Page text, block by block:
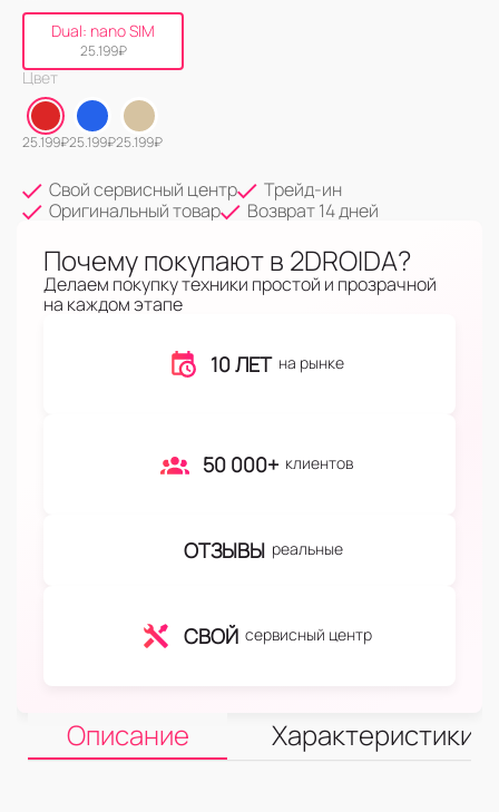
Dual: nano SIM
25.199₽
Цвет
25.199₽25.199₽25.199₽
Свой сервисный центр
Трейд-ин
Оригинальный товар
Возврат 14 дней
Почему покупают в 2DROIDA?
Делаем покупку техники простой и прозрачной
на каждом этапе
10 ЛЕТ на рынке
50 000+ клиентов
ОТЗЫВЫ реальные
СВОЙ сервисный центр
Описание Характеристики